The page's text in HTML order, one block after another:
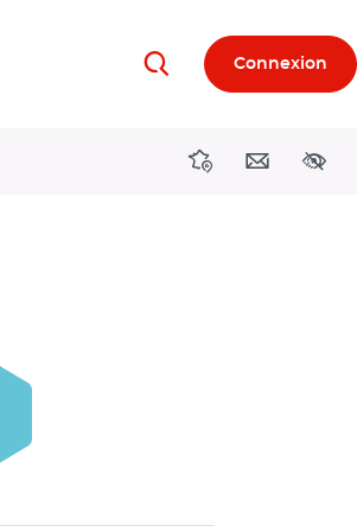
RechercherConnexion
DirectionsContact